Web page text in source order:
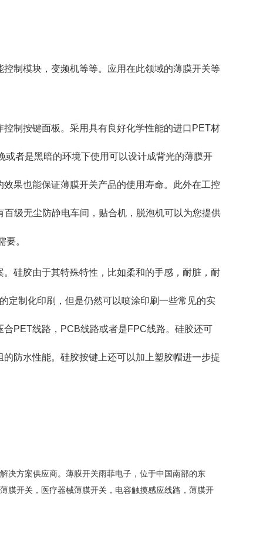
制模块，变频机等等。应用在此领域的薄膜开关等
制按键面板。采用具有良好化学性能的进口PET材
者是黑暗的环境下使用可以设计成背光的薄膜开
果也能保证薄膜开关产品的使用寿命。此外在工控
级无尘防静电车间，贴合机，脱泡机可以为您提供
需要。
硅胶由于其特殊特性，比如柔和的手感，耐脏，耐
定制化印刷，但是仍然可以喷涂印刷一些常见的实
PET线路，PCB线路或者是FPC线路。硅胶还可
防水性能。硅胶按键上还可以加上塑胶帽进一步提
决方案供应商。薄膜开关雨菲电子，位于中国南部的东
膜开关，医疗器械薄膜开关，电容触摸感应线路，薄膜开